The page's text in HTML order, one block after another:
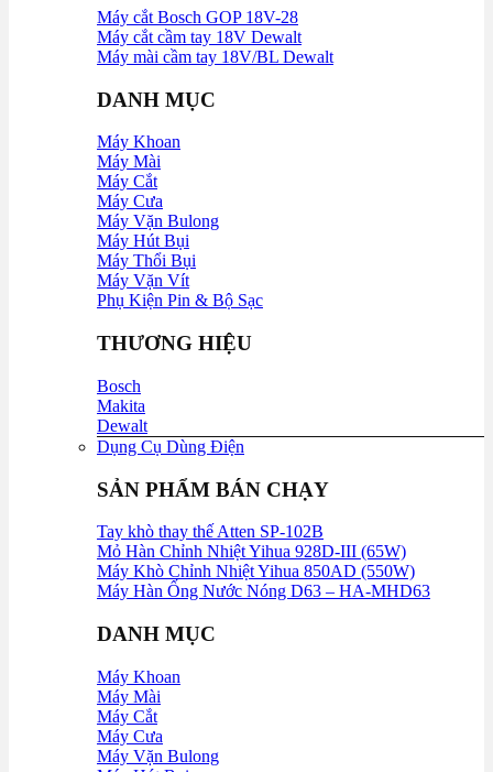
Máy cắt Bosch GOP 18V-28
Máy cắt cầm tay 18V Dewalt
Máy mài cầm tay 18V/BL Dewalt
DANH MỤC
Máy Khoan
Máy Mài
Máy Cắt
Máy Cưa
Máy Vặn Bulong
Máy Hút Bụi
Máy Thổi Bụi
Máy Vặn Vít
Phụ Kiện Pin & Bộ Sạc
THƯƠNG HIỆU
Bosch
Makita
Dewalt
Dụng Cụ Dùng Điện
SẢN PHẨM BÁN CHẠY
Tay khò thay thế Atten SP-102B
Mỏ Hàn Chỉnh Nhiệt Yihua 928D-III (65W)
Máy Khò Chỉnh Nhiệt Yihua 850AD (550W)
Máy Hàn Ống Nước Nóng D63 – HA-MHD63
DANH MỤC
Máy Khoan
Máy Mài
Máy Cắt
Máy Cưa
Máy Vặn Bulong